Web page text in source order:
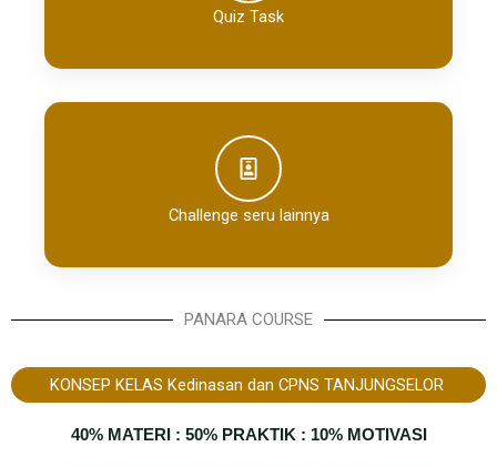
Quiz Task
Challenge seru lainnya
PANARA COURSE
KONSEP KELAS Kedinasan dan CPNS TANJUNGSELOR ​
40% MATERI : 50% PRAKTIK : 10% MOTIVASI